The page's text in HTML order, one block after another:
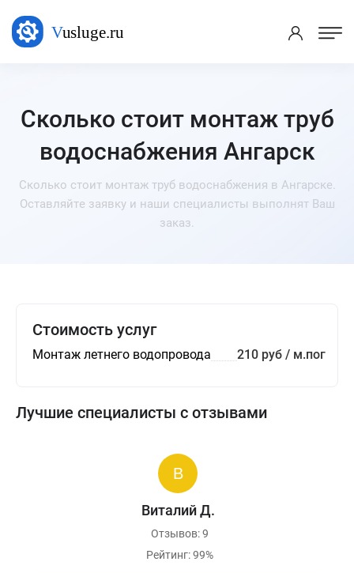
Сколько стоит монтаж труб
водоснабжения Ангарск
Сколько стоит монтаж труб водоснабжения в Ангарске.
Оставляйте заявку и наши специалисты выполнят Ваш
заказ.
Стоимость услуг
Монтаж летнего водопровода 210 руб / м.пог
Лучшие специалисты с отзывами
Виталий Д.
Отзывов: 9
Рейтинг: 99%